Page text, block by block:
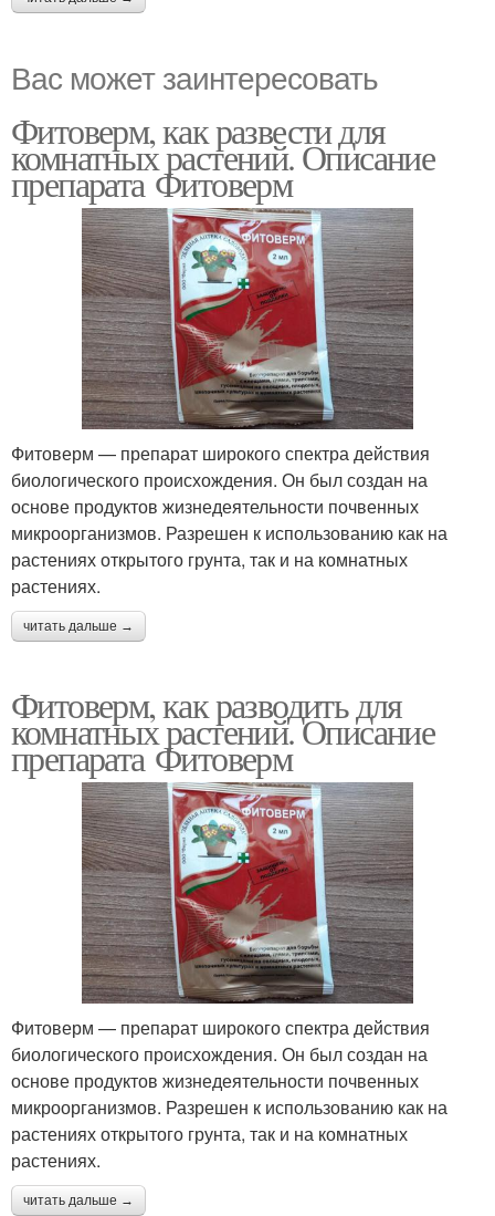
Вас может заинтересовать
Фитоверм, как развести для
комнатных растений. Описание
препарата Фитоверм
Фитоверм — препарат широкого спектра действия
биологического происхождения. Он был создан на
основе продуктов жизнедеятельности почвенных
микроорганизмов. Разрешен к использованию как на
растениях открытого грунта, так и на комнатных
растениях.
читать дальше →
Фитоверм, как разводить для
комнатных растений. Описание
препарата Фитоверм
Фитоверм — препарат широкого спектра действия
биологического происхождения. Он был создан на
основе продуктов жизнедеятельности почвенных
микроорганизмов. Разрешен к использованию как на
растениях открытого грунта, так и на комнатных
растениях.
читать дальше →